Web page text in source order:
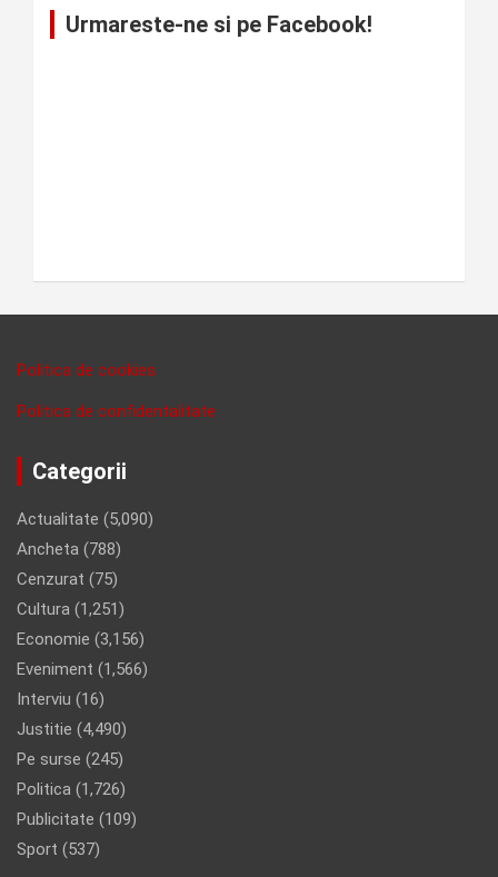
Urmareste-ne si pe Facebook!
Politica de cookies
Politica de confidentalitate
Categorii
Actualitate (5,090)
Ancheta (788)
Cenzurat (75)
Cultura (1,251)
Economie (3,156)
Eveniment (1,566)
Interviu (16)
Justitie (4,490)
Pe surse (245)
Politica (1,726)
Publicitate (109)
Sport (537)